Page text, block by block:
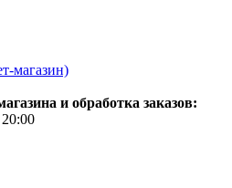
магазин)
и обработка заказов: